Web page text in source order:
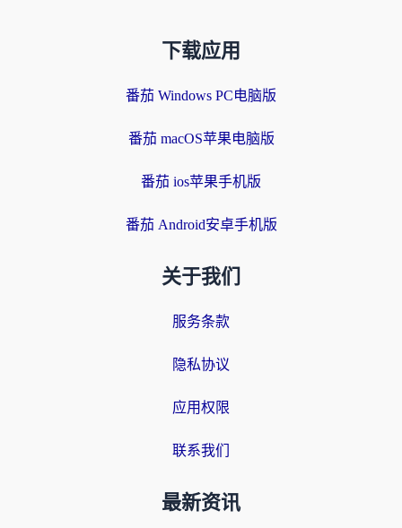
下载应用
番茄 Windows PC电脑版
番茄 macOS苹果电脑版
番茄 ios苹果手机版
番茄 Android安卓手机版
关于我们
服务条款
隐私协议
应用权限
联系我们
最新资讯